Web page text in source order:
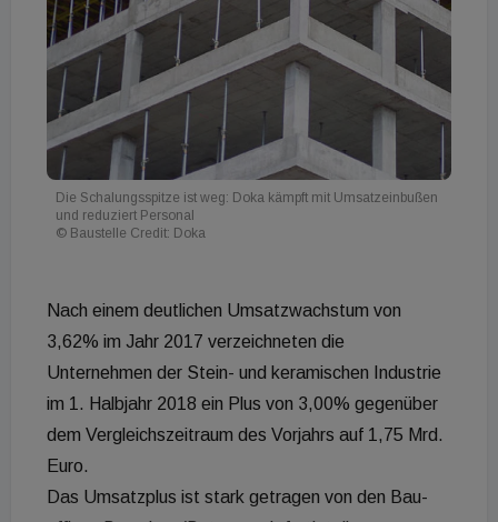
Die Schalungsspitze ist weg: Doka kämpft mit Umsatzeinbußen
und reduziert Personal
© Baustelle Credit: Doka
Nach einem deutlichen Umsatzwachstum von
3,62% im Jahr 2017 verzeichneten die
Unternehmen der Stein- und keramischen Industrie
im 1. Halbjahr 2018 ein Plus von 3,00% gegenüber
dem Vergleichszeitraum des Vorjahrs auf 1,75 Mrd.
Euro.
Das Umsatzplus ist stark getragen von den Bau-